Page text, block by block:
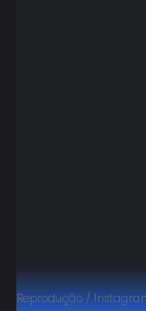
Reprodução /